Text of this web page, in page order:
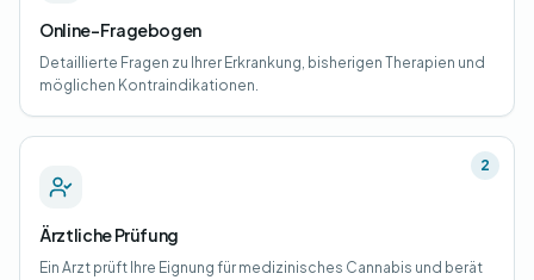
Online-Fragebogen
Detaillierte Fragen zu Ihrer Erkrankung, bisherigen Therapien und
möglichen Kontraindikationen.
2
Ärztliche Prüfung
Ein Arzt prüft Ihre Eignung für medizinisches Cannabis und berät